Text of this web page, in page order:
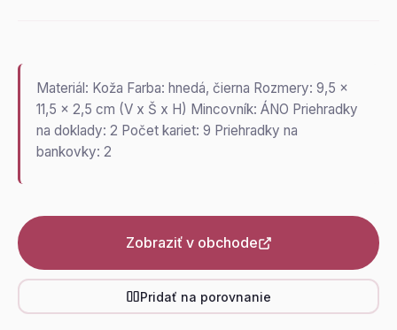
Materiál: Koža Farba: hnedá, čierna Rozmery: 9,5 x
11,5 x 2,5 cm (V x Š x H) Mincovník: ÁNO Priehradky
na doklady: 2 Počet kariet: 9 Priehradky na
bankovky: 2
Zobraziť v obchode
Pridať na porovnanie